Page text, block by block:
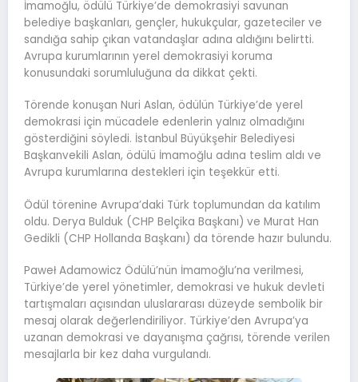
İmamoğlu, ödülü Türkiye’de demokrasiyi savunan
belediye başkanları, gençler, hukukçular, gazeteciler ve
sandığa sahip çıkan vatandaşlar adına aldığını belirtti.
Avrupa kurumlarının yerel demokrasiyi koruma
konusundaki sorumluluğuna da dikkat çekti.
Törende konuşan Nuri Aslan, ödülün Türkiye’de yerel
demokrasi için mücadele edenlerin yalnız olmadığını
gösterdiğini söyledi. İstanbul Büyükşehir Belediyesi
Başkanvekili Aslan, ödülü İmamoğlu adına teslim aldı ve
Avrupa kurumlarına destekleri için teşekkür etti.
Ödül törenine Avrupa’daki Türk toplumundan da katılım
oldu. Derya Bulduk (CHP Belçika Başkanı) ve Murat Han
Gedikli (CHP Hollanda Başkanı) da törende hazır bulundu.
Paweł Adamowicz Ödülü’nün İmamoğlu’na verilmesi,
Türkiye’de yerel yönetimler, demokrasi ve hukuk devleti
tartışmaları açısından uluslararası düzeyde sembolik bir
mesaj olarak değerlendiriliyor. Türkiye’den Avrupa’ya
uzanan demokrasi ve dayanışma çağrısı, törende verilen
mesajlarla bir kez daha vurgulandı.